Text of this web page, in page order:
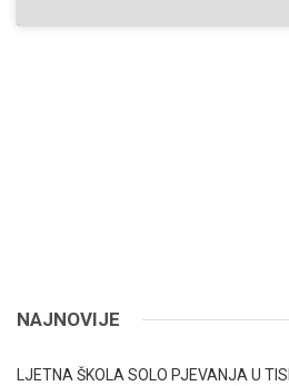
NAJNOVIJE
LJETNA ŠKOLA SOLO PJEVANJA U